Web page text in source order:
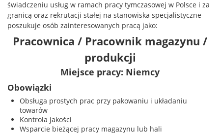
świadczeniu usług w ramach pracy tymczasowej w Polsce i za
granicą oraz rekrutacji stałej na stanowiska specjalistyczne
poszukuje osób zainteresowanych pracą jako:
Pracownica / Pracownik magazynu /
produkcji
Miejsce pracy: Niemcy
Obowiązki
Obsługa prostych prac przy pakowaniu i układaniu
towarów
Kontrola jakości
Wsparcie bieżącej pracy magazynu lub hali